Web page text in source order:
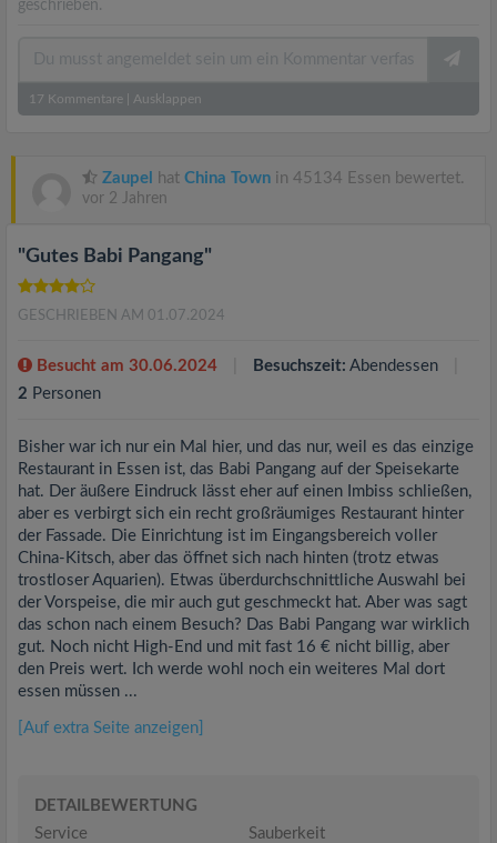
geschrieben.
17 Kommentare Ausklappen
Zaupel hat China Town in 45134 Essen bewertet.
vor 2 Jahren
"Gutes Babi Pangang"
GESCHRIEBEN AM 01.07.2024
Besucht am 30.06.2024 Besuchszeit: Abendessen
2 Personen
Bisher war ich nur ein Mal hier, und das nur, weil es das einzige
Restaurant in Essen ist, das Babi Pangang auf der Speisekarte
hat. Der äußere Eindruck lässt eher auf einen Imbiss schließen,
aber es verbirgt sich ein recht großräumiges Restaurant hinter
der Fassade. Die Einrichtung ist im Eingangsbereich voller
China-Kitsch, aber das öffnet sich nach hinten (trotz etwas
trostloser Aquarien). Etwas überdurchschnittliche Auswahl bei
der Vorspeise, die mir auch gut geschmeckt hat. Aber was sagt
das schon nach einem Besuch? Das Babi Pangang war wirklich
gut. Noch nicht High-End und mit fast 16 € nicht billig, aber
den Preis wert. Ich werde wohl noch ein weiteres Mal dort
essen müssen ...
[Auf extra Seite anzeigen]
DETAILBEWERTUNG
Service
Sauberkeit